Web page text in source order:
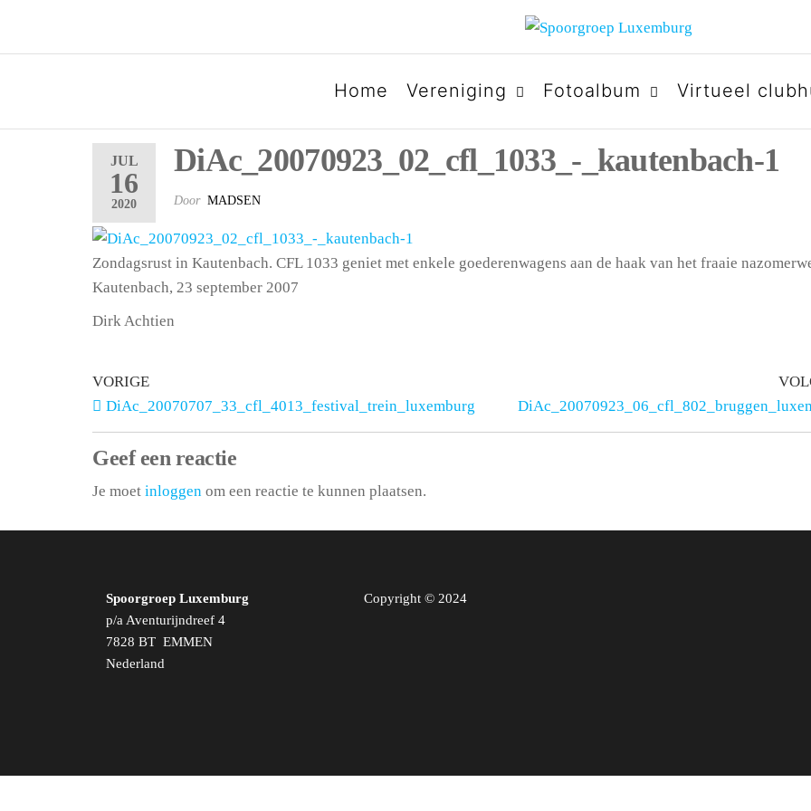
SPOORGROEP LUXEMBURG
Home Vereniging Fotoalbum Virtueel
JUL
16
2020
DiAc_20070923_02_cfl_1033_-_kautenbach-1
Door MADSEN
Zondagsrust in Kautenbach. CFL 1033 geniet met enkele goederenwagens aan de haak van het fraaie
Kautenbach, 23 september 2007
Dirk Achtien
VORIGE
DiAc_20070707_33_cfl_4013_festival_trein_luxemburg
Geef een reactie
Je moet inloggen om een reactie te kunnen plaatsen.
Spoorgroep Luxemburg
p/a Aventurijndreef 4
7828 BT EMMEN
Nederland
Copyright © 2024